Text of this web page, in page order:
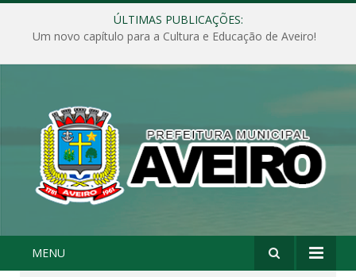
ÚLTIMAS PUBLICAÇÕES:
Um novo capítulo para a Cultura e Educação de Aveiro!
MENU